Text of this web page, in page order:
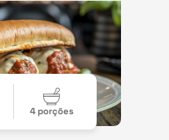
4 porções